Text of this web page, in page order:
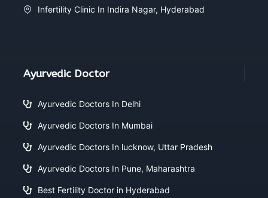
Infertility Clinic In Indira Nagar, Hyderabad
Ayurvedic Doctor
Ayurvedic Doctors In Delhi
Ayurvedic Doctors In Mumbai
Ayurvedic Doctors In lucknow, Uttar Pradesh
Ayurvedic Doctors In Pune, Maharashtra
Best Fertility Doctor in Hyderabad